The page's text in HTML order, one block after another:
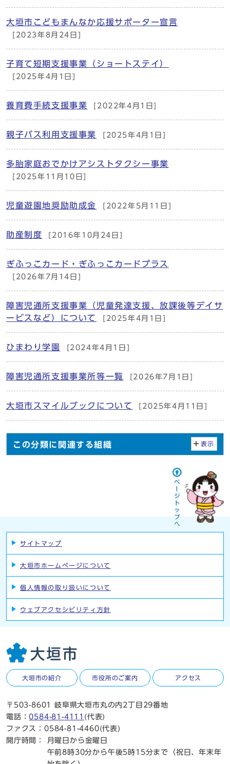
大垣市こどもまんなか応援サポーター宣言
[2023年8月24日]
子育て短期支援事業（ショートステイ）
[2025年4月1日]
養育費手続支援事業 [2022年4月1日]
親子バス利用支援事業 [2025年4月1日]
多胎家庭おでかけアシストタクシー事業
[2025年11月10日]
児童遊園地奨励助成金 [2022年5月11日]
助産制度 [2016年10月24日]
ぎふっこカード・ぎふっこカードプラス
[2026年7月14日]
障害児通所支援事業（児童発達支援、放課後等デイサ
ービスなど）について
[2025年4月1日]
ひまわり学園 [2024年4月1日]
障害児通所支援事業所等一覧 [2026年7月1日]
大垣市スマイルブックについて [2025年4月11日]
この分類に関連する組織 表示
サイトマップ
大垣市ホームページについて
個人情報の取り扱いについて
ウェブアクセシビリティ方針
大垣市の紹介 市役所のご案内 アクセス
〒503-8601 岐阜県大垣市丸の内2丁目29番地
電話：0584-81-4111 (代表)
ファクス：0584-81-4460(代表)
開庁時間：
月曜日から金曜日
午前8時30分から午後5時15分まで（祝日、年末年